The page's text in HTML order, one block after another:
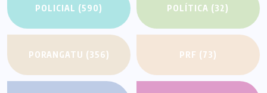
POLICIAL (590) POLÍTICA (32)
PORANGATU (356) PRF (73)